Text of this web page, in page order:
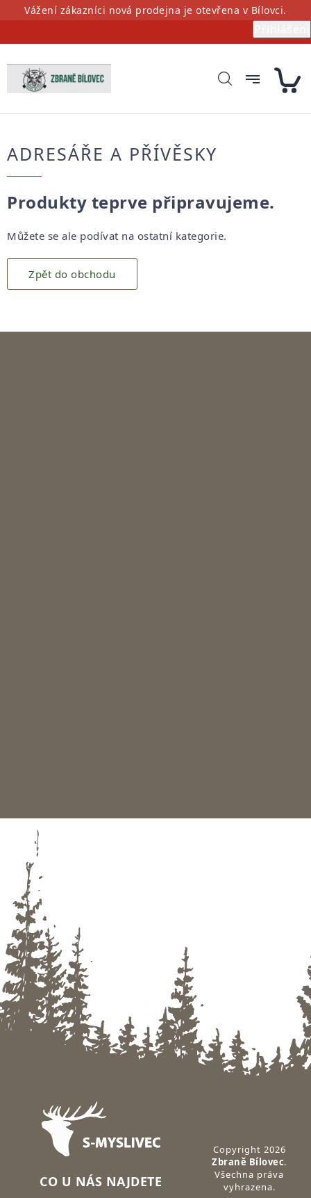
PřejítVážení zákazníci nová prodejna je otevřena v Bílovci.
ADRESÁŘE A PŘÍVĚSKY
Produkty teprve připravujeme.
Můžete se ale podívat na ostatní kategorie.
Zpět do obchodu
Zápatí
CO U NÁS NAJDETE
Copyright 2026
Zbraně Bílovec.
Všechna práva
vyhrazena.